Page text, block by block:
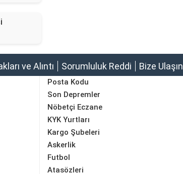
ve Alıntı Sorumluluk Reddi Bize Ulaşın
Posta Kodu
Son Depremler
Nöbetçi Eczane
KYK Yurtları
Kargo Şubeleri
Askerlik
Futbol
Atasözleri